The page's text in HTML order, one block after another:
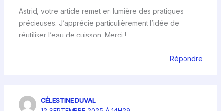
Astrid, votre article remet en lumière des pratiques
précieuses. J’apprécie particulièrement l’idée de
réutiliser l’eau de cuisson. Merci !
Répondre
CÉLESTINE DUVAL